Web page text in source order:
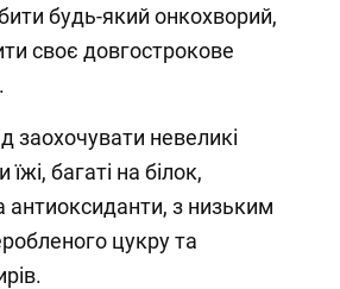
будь-який онкохворий,
своє довгострокове
заохочувати невеликі
багаті на білок,
антиоксиданти, з низьким
цукру та